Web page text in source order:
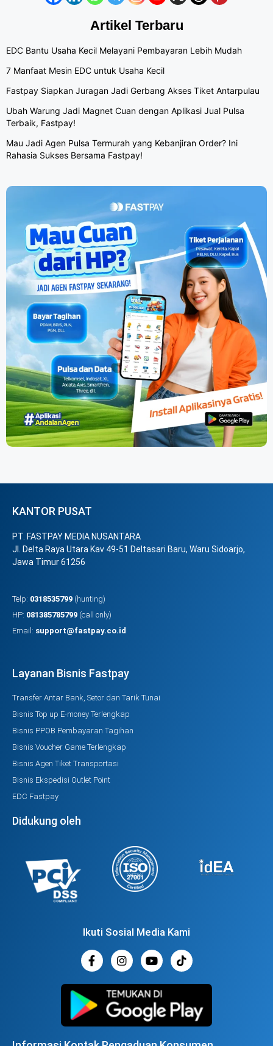
Artikel Terbaru
EDC Bantu Usaha Kecil Melayani Pembayaran Lebih Mudah
7 Manfaat Mesin EDC untuk Usaha Kecil
Fastpay Siapkan Juragan Jadi Gerbang Akses Tiket Antarpulau
Ubah Warung Jadi Magnet Cuan dengan Aplikasi Jual Pulsa
Terbaik, Fastpay!
Mau Jadi Agen Pulsa Termurah yang Kebanjiran Order? Ini
Rahasia Sukses Bersama Fastpay!
KANTOR PUSAT
PT. FASTPAY MEDIA NUSANTARA
Jl. Delta Raya Utara Kav 49-51 Deltasari Baru, Waru Sidoarjo,
Jawa Timur 61256
Telp: 0318535799 (hunting)
HP: 081385785799 (call only)
Email: support@fastpay.co.id
Layanan Bisnis Fastpay
Transfer Antar Bank, Setor dan Tarik Tunai
Bisnis Top up E-money Terlengkap
Bisnis PPOB Pembayaran Tagihan
Bisnis Voucher Game Terlengkap
Bisnis Agen Tiket Transportasi
Bisnis Ekspedisi Outlet Point
EDC Fastpay
Didukung oleh
Ikuti Sosial Media Kami